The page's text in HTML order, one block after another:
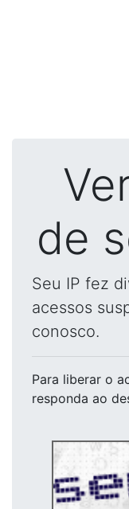
de
Seu IP fez
acessos
conosco.
Para liberar o
responda ao